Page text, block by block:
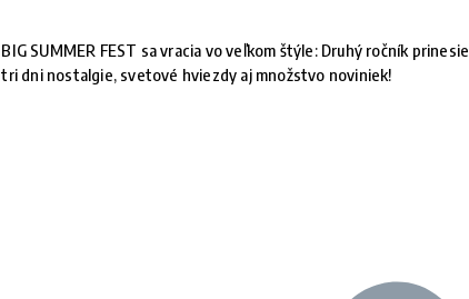
BIG SUMMER FEST sa vracia vo veľkom štýle: Druhý ročník prinesie
tri dni nostalgie, svetové hviezdy aj množstvo noviniek!